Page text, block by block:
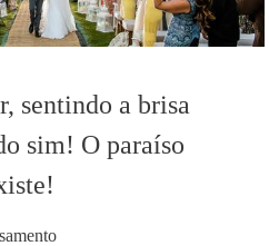
sentindo a brisa
sim! O paraíso